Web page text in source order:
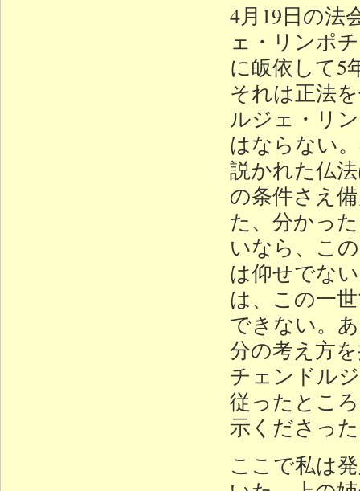
4月19日の法
ェ・リンポ
に皈依して5
それは正法
ルジェ・リ
はならない
説かれた仏
の条件さえ
た、分かっ
いなら、こ
は仰せでな
は、この一
できない。
分の考え方
チェンドル
従ったとこ
示くださっ
ここで私は